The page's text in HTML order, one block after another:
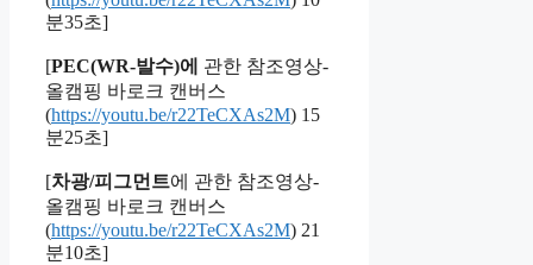
분35초]
[PEC(WR-발수)에
관한 참조영상-
올캠핑 바로크 캔버스
(https://youtu.be/r22TeCXAs2M) 15
분25초]
[차광/피그먼트에 관한 참조영상-
올캠핑 바로크 캔버스
(https://youtu.be/r22TeCXAs2M) 21
분10초]